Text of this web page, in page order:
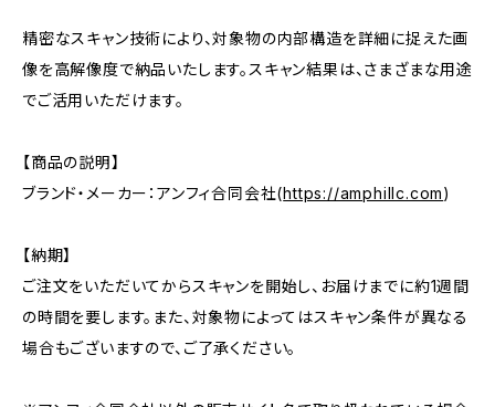
精密なスキャン技術により、対象物の内部構造を詳細に捉えた画
像を高解像度で納品いたします。スキャン結果は、さまざまな用途
でご活用いただけます。
【商品の説明】
ブランド・メーカー：アンフィ合同会社(https://amphillc.com)
【納期】
ご注文をいただいてからスキャンを開始し、お届けまでに約1週間
の時間を要します。また、対象物によってはスキャン条件が異なる
場合もございますので、ご了承ください。